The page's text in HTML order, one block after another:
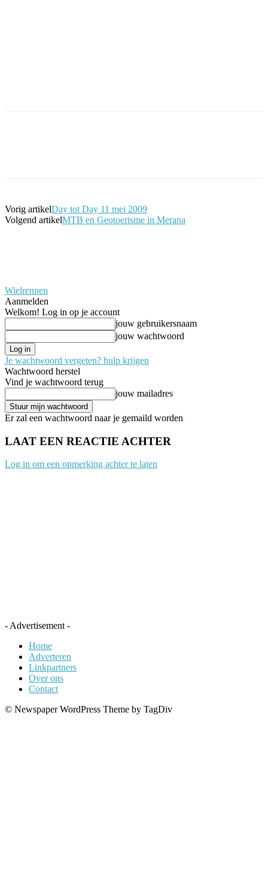
Vorig artikelDay tot Day 11 mei 2009
Volgend artikelMTB en Geotoerisme in Merana
Wielrennen
Aanmelden
Welkom! Log in op je account
jouw gebruikersnaam
jouw wachtwoord
Je wachtwoord vergeten? hulp krijgen
Wachtwoord herstel
Vind je wachtwoord terug
jouw mailadres
Er zal een wachtwoord naar je gemaild worden
LAAT EEN REACTIE ACHTER
Log in om een opmerking achter te laten
- Advertisement -
Home
Adverteren
Linkpartners
Over ons
Contact
© Newspaper WordPress Theme by TagDiv